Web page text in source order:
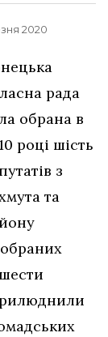
2020
рада
обрана в
році шість
з
та
обраних